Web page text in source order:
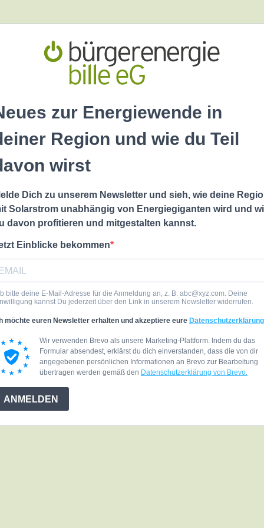
zur Energiewende in
Region und wie du Teil
wirst
Dich zu unserem Newsletter und sieh, wie deine
Solarstrom unabhängig von Energiegiganten wird und
davon profitieren und mitgestalten kannst.
Einblicke bekommen
bitte deine E-Mail-Adresse für die Anmeldung an, z. B. abc@xyz.com. Deine
kannst Du jederzeit über den Link in unserem Newsletter widerrufen.
möchte euren Newsletter erhalten und akzeptiere eure Datenschutzerklärung
Wir verwenden Brevo als unsere Marketing-Plattform. Indem du das
Formular absendest, erklärst du dich einverstanden, dass die von dir
angegebenen persönlichen Informationen an Brevo zur Bearbeitung
übertragen werden gemäß den Datenschutzerklärung von Brevo.
ANMELDEN